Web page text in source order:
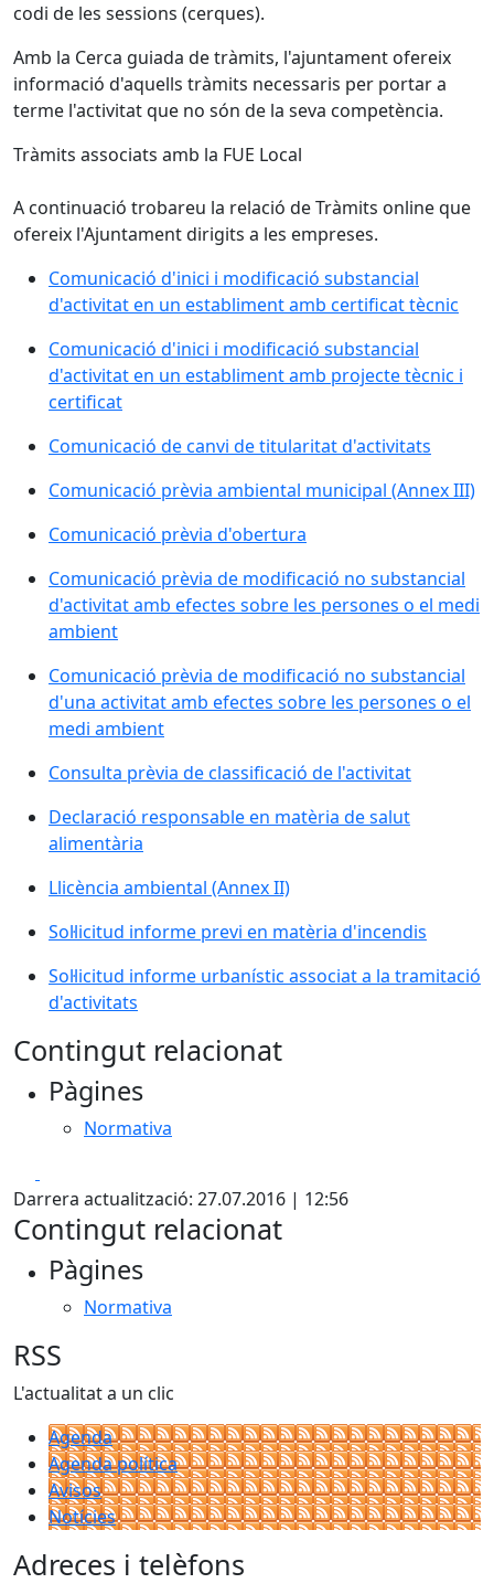
codi de les sessions (cerques).
Amb la Cerca guiada de tràmits, l'ajuntament ofereix
informació d'aquells tràmits necessaris per portar a
terme l'activitat que no són de la seva competència.
Tràmits associats amb la FUE Local
A continuació trobareu la relació de Tràmits online que
ofereix l'Ajuntament dirigits a les empreses.
Comunicació d'inici i modificació substancial
d'activitat en un establiment amb certificat tècnic
Comunicació d'inici i modificació substancial
d'activitat en un establiment amb projecte tècnic i
certificat
Comunicació de canvi de titularitat d'activitats
Comunicació prèvia ambiental municipal (Annex III)
Comunicació prèvia d'obertura
Comunicació prèvia de modificació no substancial
d'activitat amb efectes sobre les persones o el medi
ambient
Comunicació prèvia de modificació no substancial
d'una activitat amb efectes sobre les persones o el
medi ambient
Consulta prèvia de classificació de l'activitat
Declaració responsable en matèria de salut
alimentària
Llicència ambiental (Annex II)
Sol·licitud informe previ en matèria d'incendis
Sol·licitud informe urbanístic associat a la tramitació
d'activitats
Contingut relacionat
Pàgines
Normativa
Darrera actualització: 27.07.2016 | 12:56
Contingut relacionat
Pàgines
Normativa
RSS
L'actualitat a un clic
Agenda
Agenda política
Avisos
Notícies
Adreces i telèfons